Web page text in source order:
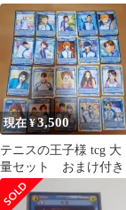
現在 ¥3,500
テニスの王子様 tcg 大
量セット おまけ付き